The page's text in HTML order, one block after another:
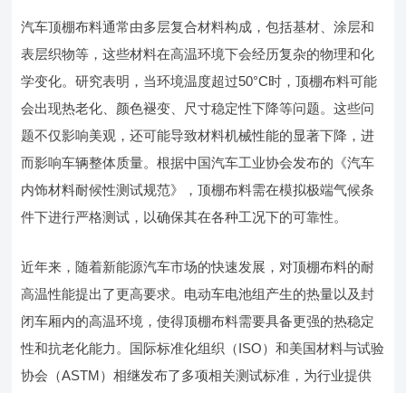
汽车顶棚布料通常由多层复合材料构成，包括基材、涂层和
表层织物等，这些材料在高温环境下会经历复杂的物理和化
学变化。研究表明，当环境温度超过50°C时，顶棚布料可能
会出现热老化、颜色褪变、尺寸稳定性下降等问题。这些问
题不仅影响美观，还可能导致材料机械性能的显著下降，进
而影响车辆整体质量。根据中国汽车工业协会发布的《汽车
内饰材料耐候性测试规范》，顶棚布料需在模拟极端气候条
件下进行严格测试，以确保其在各种工况下的可靠性。
近年来，随着新能源汽车市场的快速发展，对顶棚布料的耐
高温性能提出了更高要求。电动车电池组产生的热量以及封
闭车厢内的高温环境，使得顶棚布料需要具备更强的热稳定
性和抗老化能力。国际标准化组织（ISO）和美国材料与试验
协会（ASTM）相继发布了多项相关测试标准，为行业提供